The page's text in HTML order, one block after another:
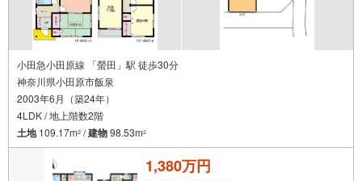
にサポートいたします。
営業時間（9:00～18:00）はお電話が繋がりやすくなっております。人気物
件は早期終了の可能性があるため、お早めにお問い合わせください！
小田急小田原線 「螢田」駅 徒歩30分
神奈川県小田原市飯泉
2003年6月（築24年）
4LDK / 地上階数2階
土地109.17m2 /建物98.53m2
1,380万円